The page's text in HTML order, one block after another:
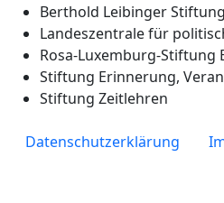
Berthold Leibinger Stiftung
Landeszentrale für
Rosa-Luxemburg-Stiftung
Stiftung Erinnerung,
Stiftung Zeitlehren
Fußzeile
Datenschutzerklärung